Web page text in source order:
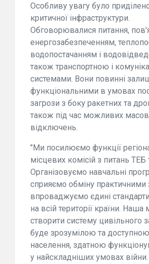
Особливу увагу було
критичної інфраструктури.
Обговорювалися питання,
енергозабезпеченням,
водопостачанням і
також транспортною і
системами. Вони повинні
функціональними в умовах
загрози з боку ракетних та
також під час можливих
відключень.
"Ми посилюємо функції
місцевих комісій з питань ТЕБ
Організовуємо навчальні
сприяємо обміну практичними
впроваджуємо єдині
на всій території країни. Наша
створити систему цивільного
буде зрозумілою та
населення, здатною
у найскладніших умовах